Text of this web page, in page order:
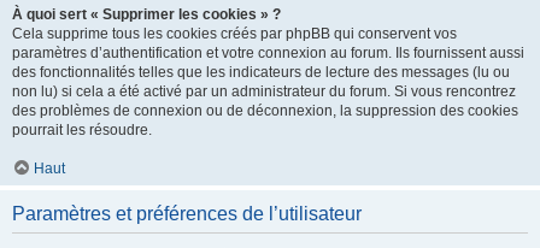
À quoi sert « Supprimer les cookies » ?
Cela supprime tous les cookies créés par phpBB qui conservent vos
paramètres d’authentification et votre connexion au forum. Ils fournissent aussi
des fonctionnalités telles que les indicateurs de lecture des messages (lu ou
non lu) si cela a été activé par un administrateur du forum. Si vous rencontrez
des problèmes de connexion ou de déconnexion, la suppression des cookies
pourrait les résoudre.
Haut
Paramètres et préférences de l’utilisateur